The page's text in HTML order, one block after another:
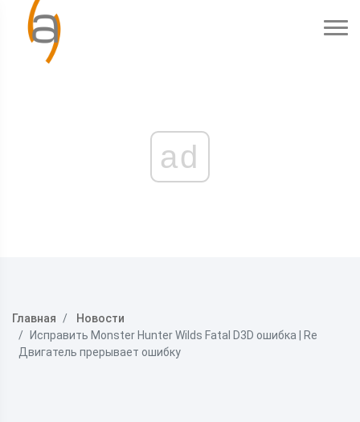
ad
Главная
Новости
Исправить Monster Hunter Wilds Fatal D3D ошибка | Re
Двигатель прерывает ошибку